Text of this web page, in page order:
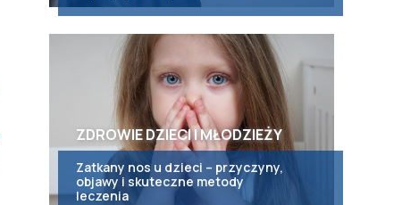
ZDROWIE DZIECI I MŁODZIEŻY
Zatkany nos u dzieci – przyczyny,
objawy i skuteczne metody
leczenia